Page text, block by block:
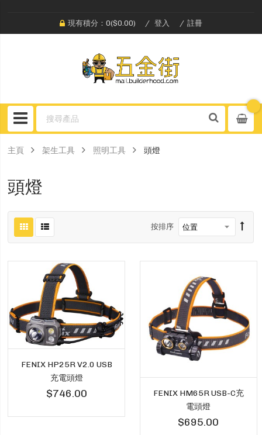
現有積分：0($0.00) 登入 註冊
主頁 架生工具 照明工具 頭燈
頭燈
按排序
FENIX HP25R V2.0 USB
充電頭燈
$746.00
FENIX HM65R USB-C充
電頭燈
$695.00